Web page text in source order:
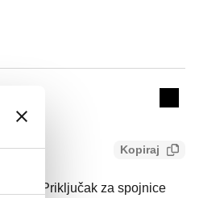
Collapse
Kopiraj
1,5, Priključak za spojnice